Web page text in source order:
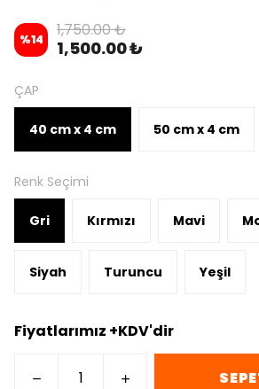
%14 1,750.00 ₺
1,500.00 ₺
ÇAP
40 cm x 4 cm 50 cm x 4 cm
Renk Seçimi
Gri Kırmızı Mavi
Siyah Turuncu Yeşil
Fiyatlarımız +KDV'dir